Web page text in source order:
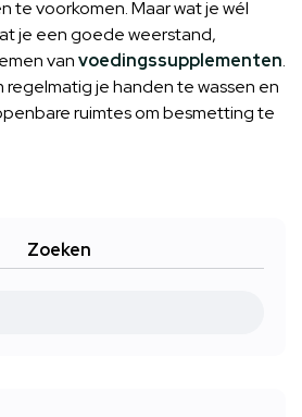
te voorkomen. Maar wat je wél
je een goede weerstand,
vanvoedingssupplementen.
regelmatig je handen te wassen en
ruimtes om besmetting te
Zoeken